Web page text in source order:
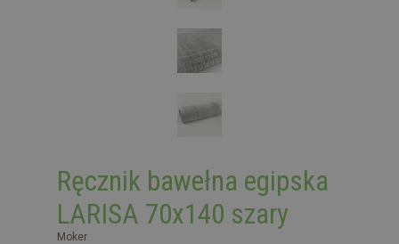
Ręcznik bawełna egipska
LARISA 70x140 szary
Moker